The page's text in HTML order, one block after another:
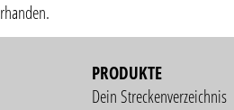
PRODUKTE
Dein Streckenverzeichnis